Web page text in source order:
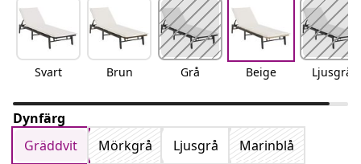
Svart Brun Grå Beige Ljusgrå
Dynfärg
Gräddvit
Mörkgrå Ljusgrå Marinblå